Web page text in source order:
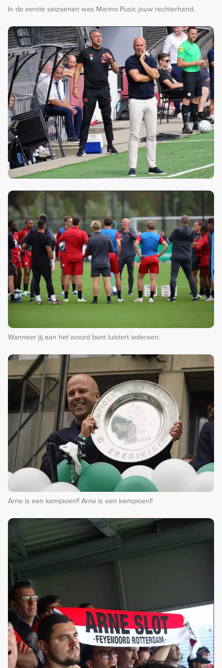
In de eerste seizoenen was Marino Pusic jouw rechterhand.
Wanneer jij aan het woord bent luistert iedereen.
Arne is een kampioen!! Arne is een kampioen!!